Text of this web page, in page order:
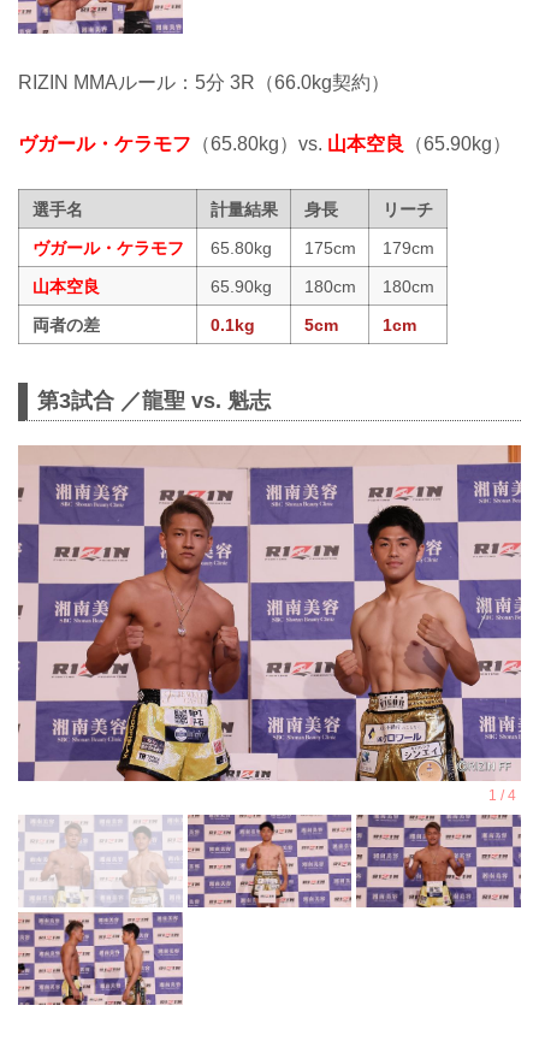
RIZIN MMAルール：5分 3R（66.0kg契約）
ヴガール・ケラモフ （65.80kg）vs. 山本空良 （65.90kg）
選手名 計量結果 身長
リーチ
ヴガール・ケラモフ
65.80kg 175cm
179cm
山本空良
65.90kg 180cm
180cm
両者の差
0.1kg 5cm 1cm
第3試合 ／龍聖 vs. 魁志